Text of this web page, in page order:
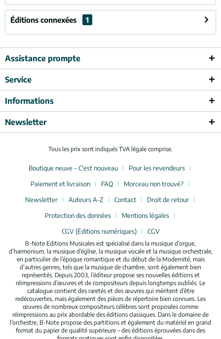
Éditions connexées 1
Assistance prompte
Service
Informations
Newsletter
Tous les prix sont indiqués TVA légale comprise.
Boutique neuve – C'est nouveau
Pour les revendeurs
Paiement et livraison
FAQ
Morceau non trouvé?
Newsletter
Auteurs A-Z Contact
Droit de retour
Protection des données
Mentions légales
CGV (Éditions numériques)
CGV
B-Note Editions Musicales est spécialisé dans la musique d’orgue,
d’harmonium, la musique d’église, la musique vocale et la musique orchestrale,
en particulier de l’époque romantique et du début de la Modernité, mais
d’autres genres, tels que la musique de chambre, sont également bien
représentés. Depuis 2003, l’éditeur propose ses nouvelles éditions et
réimpressions d’œuvres et de compositeurs depuis longtemps oubliés. Le
catalogue contient des raretés et des œuvres qui méritent d’être
redécouvertes, mais également des pièces de répertoire bien connues. Les
œuvres de nombreux compositeurs célèbres sont proposées comme
réimpressions au prix abordable des éditions classiques. Dans le domaine de
l’orchestre, B-Note propose des partitions et également du matériel en grand
format du papier de qualité supérieure – des éditions éprouvées dans des